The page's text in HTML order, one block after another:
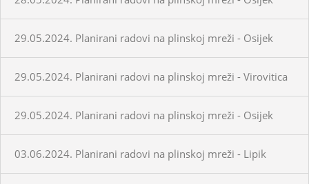
29.05.2024. Planirani radovi na plinskoj mreži - Osijek
29.05.2024. Planirani radovi na plinskoj mreži - Virovitica
29.05.2024. Planirani radovi na plinskoj mreži - Osijek
03.06.2024. Planirani radovi na plinskoj mreži - Lipik